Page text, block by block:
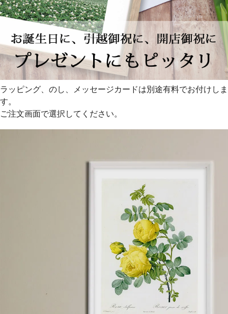
ラッピング、のし、メッセージカードは別途有料でお付けしま
す。
ご注文画面で選択してください。